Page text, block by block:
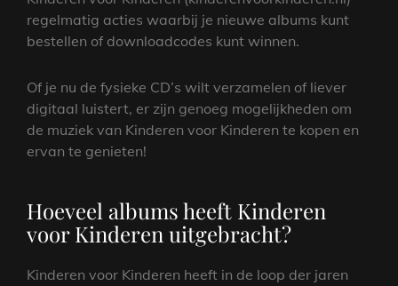
regelmatig acties waarbij je nieuwe albums kunt
bestellen of downloadcodes kunt winnen.
Of je nu de fysieke CD’s wilt verzamelen of liever
digitaal luistert, er zijn genoeg mogelijkheden om
de muziek van Kinderen voor Kinderen te kopen en
ervan te genieten!
Hoeveel albums heeft Kinderen
voor Kinderen uitgebracht?
Kinderen voor Kinderen heeft in de loop der jaren